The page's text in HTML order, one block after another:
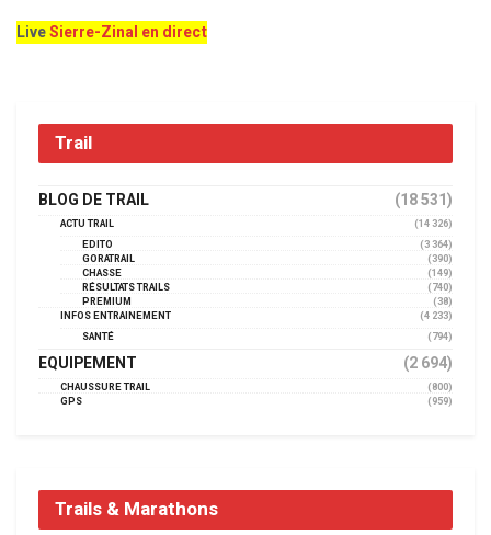
LiveSierre-Zinal en direct
Trail
BLOG DE TRAIL (18 531)
ACTU TRAIL
(14 326)
EDITO
(3 364)
GORATRAIL
(390)
CHASSE
(149)
RÉSULTATS TRAILS
(740)
PREMIUM
(38)
INFOS ENTRAINEMENT
(4 233)
SANTÉ
(794)
EQUIPEMENT (2 694)
CHAUSSURE TRAIL
(800)
GPS
(959)
Trails & Marathons